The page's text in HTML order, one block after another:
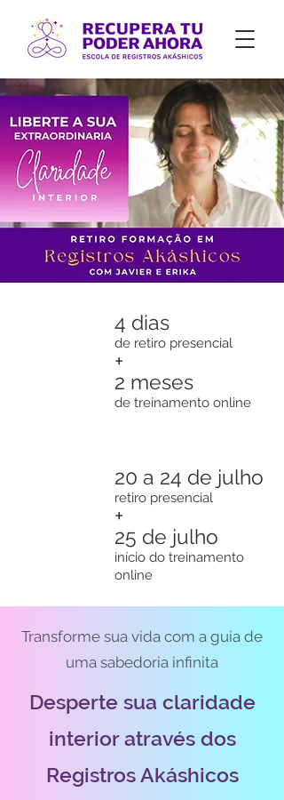
4 dias
de retiro presencial
+
2 meses
de treinamento online
20 a 24 de julho
retiro presencial
+
25 de julho
início do treinamento
online
Transforme sua vida com a guia de
uma sabedoria infinita
Desperte sua claridade
interior através dos
Registros Akáshicos